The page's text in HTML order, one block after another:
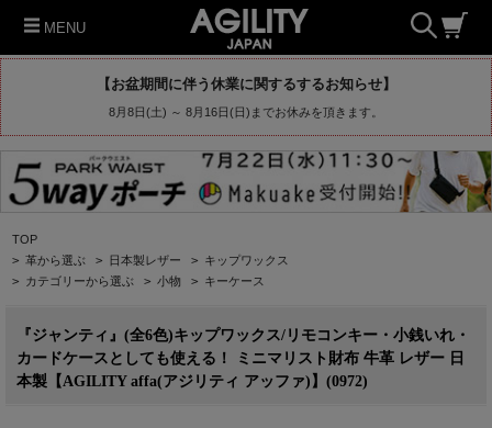
MENU
【お盆期間に伴う休業に関するするお知らせ】
8月8日(土) ～ 8月16日(日)までお休みを頂きます。
TOP
> 革から選ぶ > 日本製レザー > キップワックス
> カテゴリーから選ぶ > 小物 > キーケース
『ジャンティ』(全6色)キップワックス/リモコンキー・小銭いれ・
カードケースとしても使える！ ミニマリスト財布 牛革 レザー 日
本製【AGILITY affa(アジリティ アッファ)】(0972)